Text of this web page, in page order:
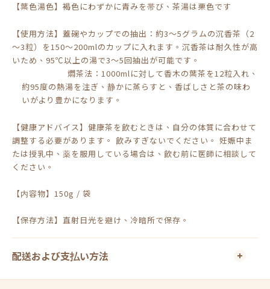
【葉色湯色】褐色にわずかに青みを帯び、茶湯は栗色です
【使用方法】 蓋碗やカップでの抽出：約3～5グラムの沉香茶（2
～3粒）を150～200mlのカップに入れます。沉香茶は耐久性が高
いため、 95℃以上の湯で3～5回抽出が可能です。
燜茶法： 1000mlに対して香木の葉茶を12粒入れ、
約95度の熱湯を注ぎ、静かに蒸らすと、香ばしさと茶の味わ
いがより豊かになります。
【健康アドバイス】健康茶を飲むときは、自分の体質に合わせて
調整する必要があります。 飲みすぎないでください。 妊娠中ま
たは授乳中、薬を服用している場合は、飲む前に医師に相談して
ください。
【内容物】150g / 袋
【保存方法】直射日光を避け、冷暗所で保存。
配送および支払い方法